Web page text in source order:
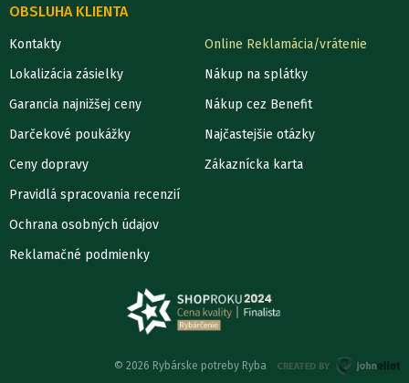
OBSLUHA KLIENTA
Kontakty
Lokalizácia zásielky
Garancia najnižšej ceny
Darčekové poukážky
Ceny dopravy
Pravidlá spracovania recenzií
Ochrana osobných údajov
Reklamačné podmienky
Online Reklamácia/vrátenie
Nákup na splátky
Nákup cez Benefit
Najčastejšie otázky
Zákaznícka karta
© 2026 Rybárske potreby Ryba